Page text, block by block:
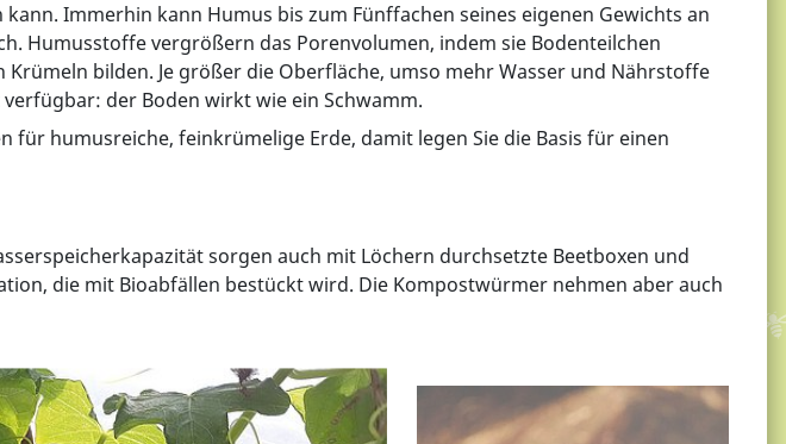
Immerhin kann Humus bis zum Fünffachen seines eigenen Gewichts an
Humusstoffe vergrößern das Porenvolumen, indem sie Bodenteilchen
bilden. Je größer die Oberfläche, umso mehr Wasser und Nährstoffe
der Boden wirkt wie ein Schwamm.
humusreiche, feinkrümelige Erde, damit legen Sie die Basis für einen
sorgen auch mit Löchern durchsetzte Beetboxen und
die mit Bioabfällen bestückt wird. Die Kompostwürmer nehmen aber auch